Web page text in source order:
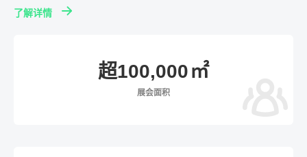
了解详情
超100,000㎡
展会面积